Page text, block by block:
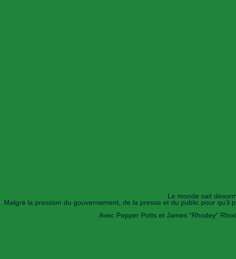
Le monde sait
Malgré la pression du gouvernement, de la presse et du public pour qu’il
Avec Pepper Potts et James "Rhodey"